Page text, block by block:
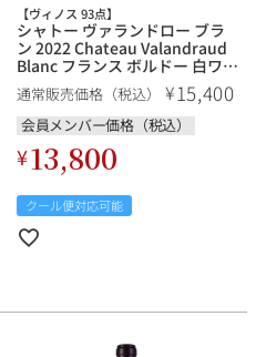
スクリーミング・
イーグル
その他国
【ヴィノス 93点】
シャトー ヴァランドロー ブラ
ン 2022 Chateau Valandraud
Blanc フランス ボルドー 白ワイ
ン
通常販売価格（税込） ¥15,400
会員メンバー価格（税込）
¥13,800
クール便対応可能